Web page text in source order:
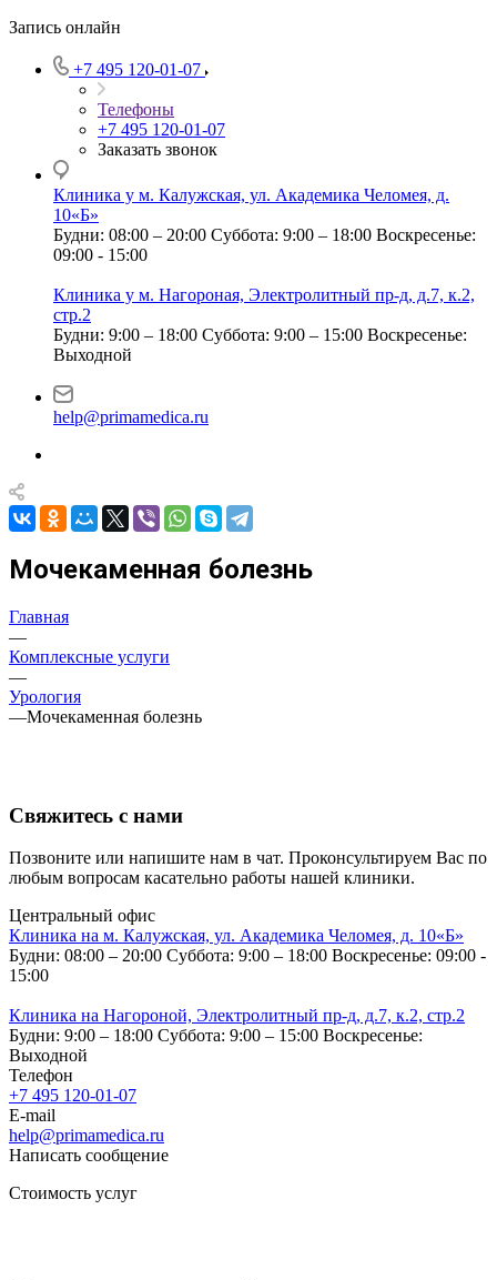
Запись онлайн
+7 495 120-01-07
Телефоны
+7 495 120-01-07
Заказать звонок
Клиника у м. Калужская, ул. Академика Челомея, д.
10«Б»
Будни: 08:00 – 20:00 Суббота: 9:00 – 18:00 Воскресенье:
09:00 - 15:00
Клиника у м. Нагороная, Электролитный пр-д, д.7, к.2,
стр.2
Будни: 9:00 – 18:00 Суббота: 9:00 – 15:00 Воскресенье:
Выходной
help@primamedica.ru
Мочекаменная болезнь
Главная
—
Комплексные услуги
—
Урология
—Мочекаменная болезнь
Свяжитесь с нами
Позвоните или напишите нам в чат. Проконсультируем Вас по
любым вопросам касательно работы нашей клиники.
Центральный офис
Клиника на м. Калужская, ул. Академика Челомея, д. 10«Б»
Будни: 08:00 – 20:00 Суббота: 9:00 – 18:00 Воскресенье: 09:00 -
15:00
Клиника на Нагороной, Электролитный пр-д, д.7, к.2, стр.2
Будни: 9:00 – 18:00 Суббота: 9:00 – 15:00 Воскресенье:
Выходной
Телефон
+7 495 120-01-07
E-mail
help@primamedica.ru
Написать сообщение
Стоимость услуг